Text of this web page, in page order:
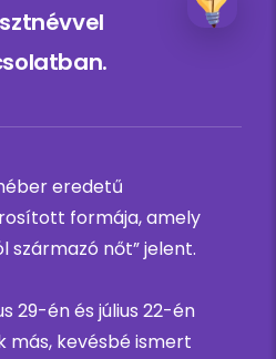
eredetű
formája, amely
származó nőt” jelent.
29-én és július 22-én
más, kevésbé ismert